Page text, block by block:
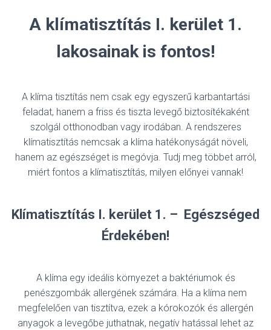
A klímatisztítás I. kerület 1.
lakosainak is fontos!
A klíma tisztítás nem csak egy egyszerű karbantartási
feladat, hanem a friss és tiszta levegő biztosítékaként
szolgál otthonodban vagy irodában. A rendszeres
klímatisztítás nemcsak a klíma hatékonyságát növeli,
hanem az egészséget is megóvja. Tudj meg többet arról,
miért fontos a klímatisztítás, milyen előnyei vannak!
Klímatisztítás I. kerület 1. – Egészséged
Érdekében!
A klíma egy ideális környezet a baktériumok és
penészgombák allergének számára. Ha a klíma nem
megfelelően van tisztítva, ezek a kórokozók és allergén
anyagok a levegőbe juthatnak, negatív hatással lehet az